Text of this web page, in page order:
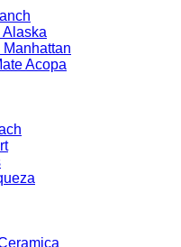
Alaska
Manhattan
Acopa